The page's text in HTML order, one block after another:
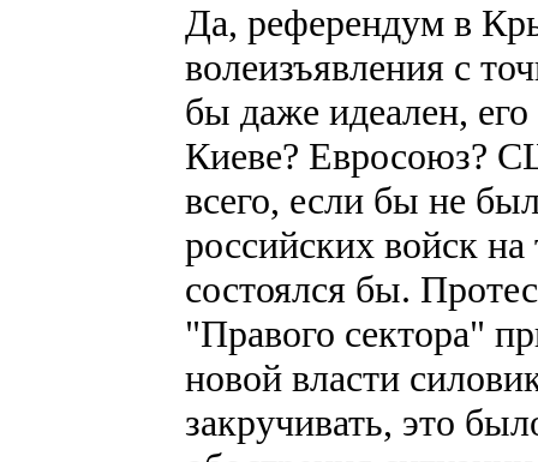
Да, референдум в
волеизъявления с
бы даже идеален,
Киеве? Евросоюз?
всего, если бы не
российских войск
состоялся бы.
"Правого сектора"
новой власти
закручивать, это